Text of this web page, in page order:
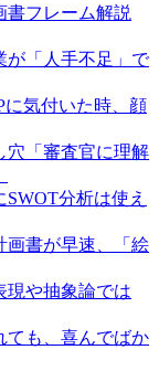
フレーム解説
「人手不足」で
に気付いた時、顔
「審査官に理解
分析は使え
書が早速、「絵
や抽象論では
ても、喜んでばか